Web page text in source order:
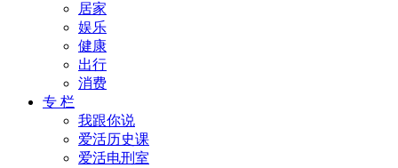
居家
娱乐
健康
出行
消费
专 栏
我跟你说
爱活历史课
爱活电刑室